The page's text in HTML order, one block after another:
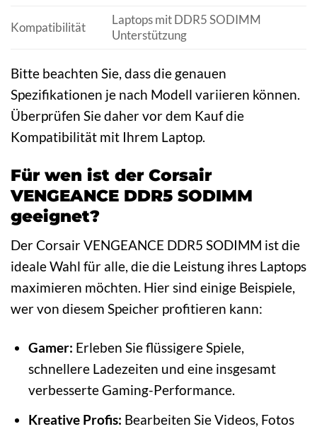
Kompatibilität
Laptops mit DDR5 SODIMM
Unterstützung
Bitte beachten Sie, dass die genauen
Spezifikationen je nach Modell variieren können.
Überprüfen Sie daher vor dem Kauf die
Kompatibilität mit Ihrem Laptop.
Für wen ist der Corsair
VENGEANCE DDR5 SODIMM
geeignet?
Der Corsair VENGEANCE DDR5 SODIMM ist die
ideale Wahl für alle, die die Leistung ihres Laptops
maximieren möchten. Hier sind einige Beispiele,
wer von diesem Speicher profitieren kann:
Gamer: Erleben Sie flüssigere Spiele,
schnellere Ladezeiten und eine insgesamt
verbesserte Gaming-Performance.
Kreative Profis: Bearbeiten Sie Videos, Fotos